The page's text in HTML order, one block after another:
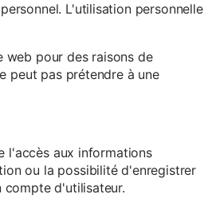
L'utilisation personnelle
web pour des raisons de
peut pas prétendre à une
l'accès aux informations
ou la possibilité d'enregistrer
compte d'utilisateur.